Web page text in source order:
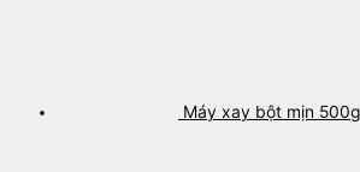
Máy xay bột mịn